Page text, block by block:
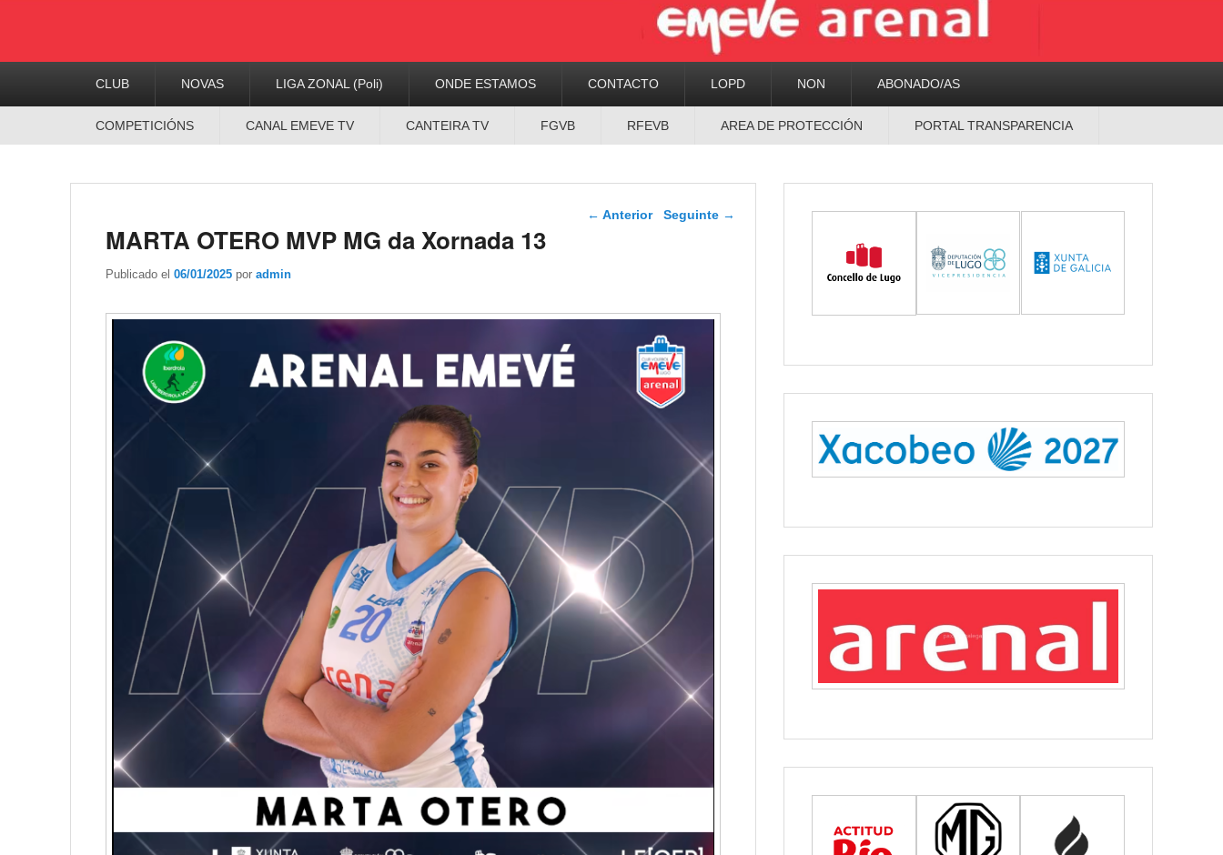
CLUB NOVAS LIGA ZONAL (Poli) ONDE ESTAMOS CONTACTO LOPD NON ABONADO/AS
COMPETICIÓNS CANAL EMEVE TV CANTEIRA TV FGVB RFEVB AREA DE PROTECCIÓN PORTAL TRANSPARENCIA
Navegador de artigos
← Anterior Seguinte →
MARTA OTERO MVP MG da Xornada 13
Publicado el 06/01/2025 por admin